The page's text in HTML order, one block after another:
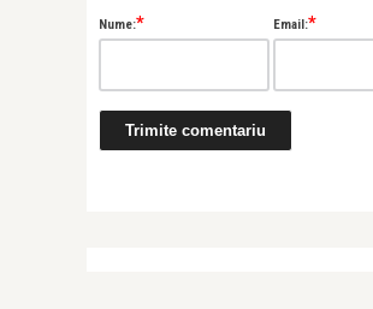
Nume:* Email:*